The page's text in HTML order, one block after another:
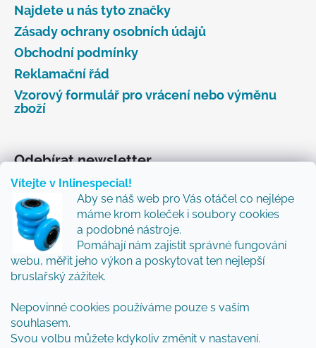
Vítejte v Inlinespecial!
Aby se náš web pro Vás otáčel co nejlépe
máme krom koleček i soubory cookies
a podobné nástroje.
Pomáhají nám zajistit správné fungování
webu, měřit jeho výkon a poskytovat ten nejlepší
bruslařský zážitek.
Nepovinné cookies používáme pouze s vaším
souhlasem.
Svou volbu můžete kdykoliv změnit v nastavení.
Najdete u nás tyto značky
Zásady ochrany osobních údajů
Obchodní podmínky
Reklamační řád
Vzorový formulář pro vrácení nebo výměnu
zboží
Odebírat newsletter
Vložte svůj e-mail a my vám budeme zasílat informace
o nových produktech na našem e-shopu.
Přidejte se k nám a my Vám budeme zasílat ty nejlepší
novinky a tipy.
E-mail
Vložením e-mailu souhlasíte spodmínkami
ochrany osobních údajů